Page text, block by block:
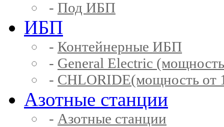
- Под ИБП
ИБП
- Контейнерные ИБП
- General Electric
- CHLORIDE(мощность от
Азотные станции
- Азотные станции